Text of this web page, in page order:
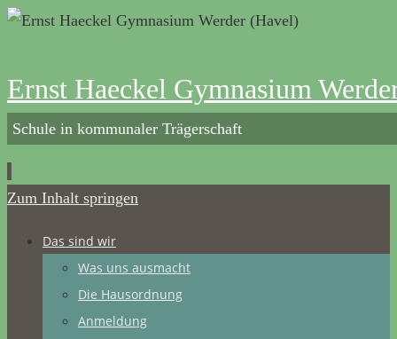
Ernst Haeckel Gymnasium
Schule in kommunaler Trägerschaft
Zum Inhalt springen
Das sind wir
Was uns ausmacht
Die Hausordnung
Anmeldung